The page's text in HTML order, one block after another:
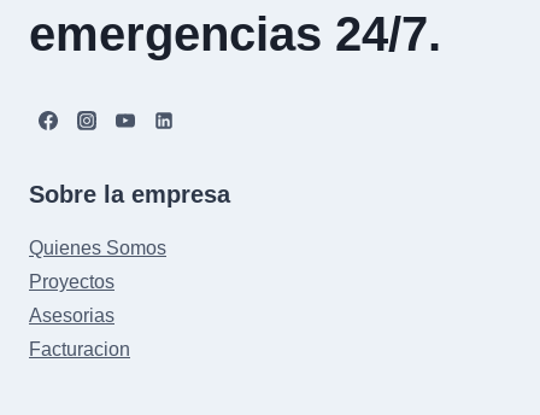
emergencias 24/7.
Sobre la empresa
Quienes Somos
Proyectos
Asesorias
Facturacion